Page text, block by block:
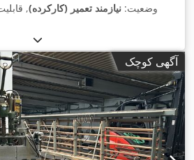
وضعیت: نیازمند تعمیر (کارکرده),
آگهی کوچک